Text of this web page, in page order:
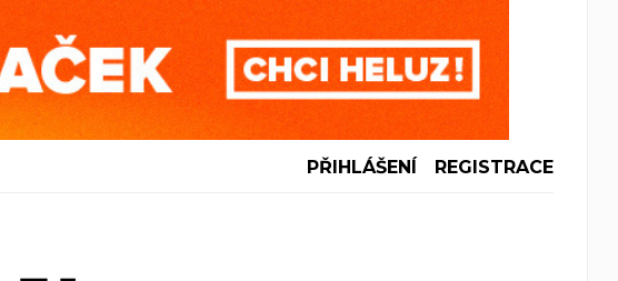
PŘIHLÁŠENÍ REGISTRACE